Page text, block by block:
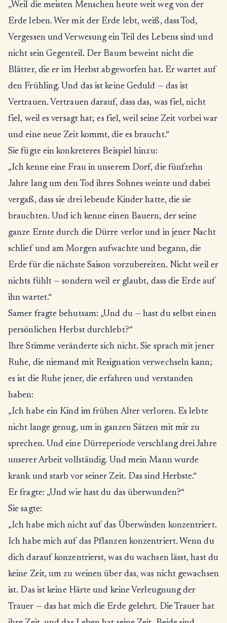
„Weil die meisten Menschen heute weit weg von der
Erde leben. Wer mit der Erde lebt, weiß, dass Tod,
Vergessen und Verwesung ein Teil des Lebens sind und
nicht sein Gegenteil. Der Baum beweint nicht die
Blätter, die er im Herbst abgeworfen hat. Er wartet auf
den Frühling. Und das ist keine Geduld — das ist
Vertrauen. Vertrauen darauf, dass das, was fiel, nicht
fiel, weil es versagt hat; es fiel, weil seine Zeit vorbei war
und eine neue Zeit kommt, die es braucht.“
Sie fügte ein konkreteres Beispiel hinzu:
„Ich kenne eine Frau in unserem Dorf, die fünfzehn
Jahre lang um den Tod ihres Sohnes weinte und dabei
vergaß, dass sie drei lebende Kinder hatte, die sie
brauchten. Und ich kenne einen Bauern, der seine
ganze Ernte durch die Dürre verlor und in jener Nacht
schlief und am Morgen aufwachte und begann, die
Erde für die nächste Saison vorzubereiten. Nicht weil er
nichts fühlt — sondern weil er glaubt, dass die Erde auf
ihn wartet.“
Samer fragte behutsam: „Und du — hast du selbst einen
persönlichen Herbst durchlebt?“
Ihre Stimme veränderte sich nicht. Sie sprach mit jener
Ruhe, die niemand mit Resignation verwechseln kann;
es ist die Ruhe jener, die erfahren und verstanden
haben:
„Ich habe ein Kind im frühen Alter verloren. Es lebte
nicht lange genug, um in ganzen Sätzen mit mir zu
sprechen. Und eine Dürreperiode verschlang drei Jahre
unserer Arbeit vollständig. Und mein Mann wurde
krank und starb vor seiner Zeit. Das sind Herbste.“
Er fragte: „Und wie hast du das überwunden?“
Sie sagte:
„Ich habe mich nicht auf das Überwinden konzentriert.
Ich habe mich auf das Pflanzen konzentriert. Wenn du
dich darauf konzentrierst, was du wachsen lässt, hast du
keine Zeit, um zu weinen über das, was nicht gewachsen
ist. Das ist keine Härte und keine Verleugnung der
Trauer — das hat mich die Erde gelehrt. Die Trauer hat